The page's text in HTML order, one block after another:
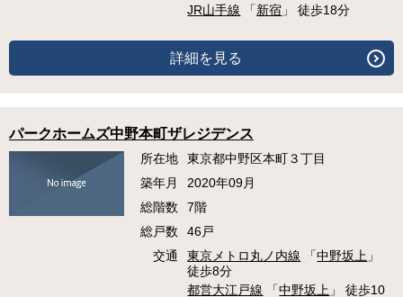
JR山手線 「新宿 」 徒歩18分
詳細を見る
パークホームズ中野本町ザレジデンス
所在地
東京都中野区本町３丁目
築年月
2020年09月
総階数
7階
総戸数
46戸
交通
東京メトロ丸ノ内線 「中野坂上 」
徒歩8分
都営大江戸線 「中野坂上 」 徒歩10